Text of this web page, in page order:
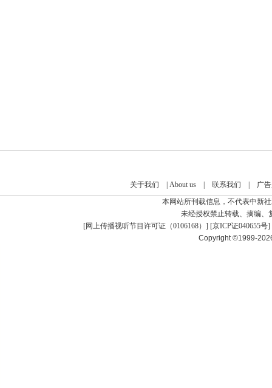
关于我们 About us| 联系我们
广
本网站所刊载信息，不代表中新
未经授权禁止转载、摘编、
[网上传播视听节目许可证（0106168） ] [京ICP证040655号]
Copyright ©1999-